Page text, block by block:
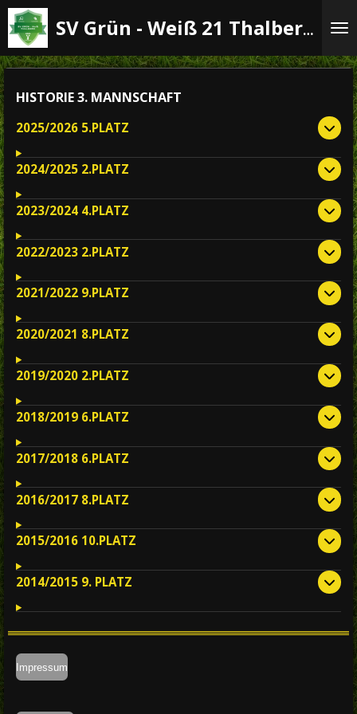
Zum
Hauptinhalt
springen
SV Grün - Weiß 21 Thalberg e.V.
HISTORIE 3. MANNSCHAFT
2025/2026 5.PLATZ
2024/2025 2.PLATZ
2023/2024 4.PLATZ
2022/2023 2.PLATZ
2021/2022 9.PLATZ
2020/2021 8.PLATZ
2019/2020 2.PLATZ
2018/2019 6.PLATZ
2017/2018 6.PLATZ
2016/2017 8.PLATZ
2015/2016 10.PLATZ
2014/2015 9. PLATZ
Impressum